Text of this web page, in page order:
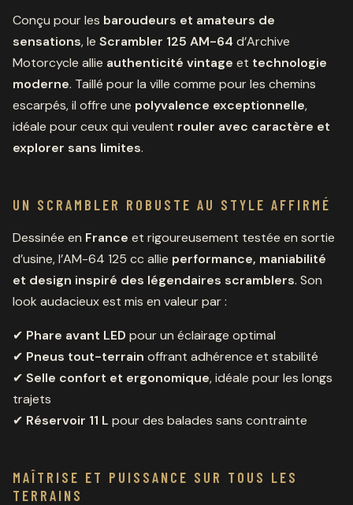
Conçu pour les baroudeurs et amateurs de
sensations, le Scrambler 125 AM-64 d’Archive
Motorcycle allie authenticité vintage et technologie
moderne. Taillé pour la ville comme pour les chemins
escarpés, il offre une polyvalence exceptionnelle,
idéale pour ceux qui veulent rouler avec caractère et
explorer sans limites.
UN SCRAMBLER ROBUSTE AU STYLE AFFIRMÉ
Dessinée en France et rigoureusement testée en sortie
d’usine, l’AM-64 125 cc allie performance, maniabilité
et design inspiré des légendaires scramblers. Son
look audacieux est mis en valeur par :
✔ Phare avant LED pour un éclairage optimal
✔ Pneus tout-terrain offrant adhérence et stabilité
✔ Selle confort et ergonomique, idéale pour les longs
trajets
✔ Réservoir 11 L pour des balades sans contrainte
MAÎTRISE ET PUISSANCE SUR TOUS LES
TERRAINS